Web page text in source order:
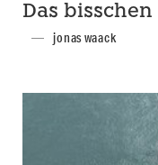
Das bisschen
jonas waack